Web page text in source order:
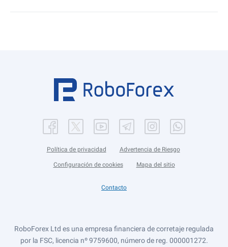
Política de privacidad Advertencia de Riesgo
Configuración de cookies Mapa del sitio
Contacto
RoboForex Ltd es una empresa financiera de corretaje regulada
por la FSC, licencia nº 9759600, número de reg. 000001272.